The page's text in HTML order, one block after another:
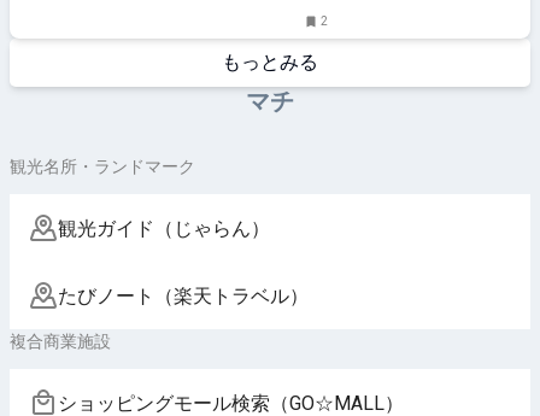
2
もっとみる
マチ
観光名所・ランドマーク
観光ガイド（じゃらん）
たびノート（楽天トラベル）
複合商業施設
ショッピングモール検索（GO☆MALL）